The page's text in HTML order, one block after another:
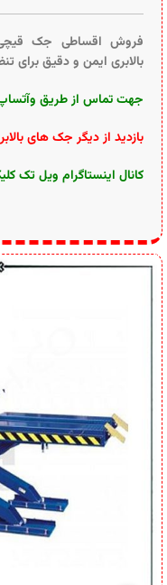
بالابری ایمن و دقیق برای
جهت تماس از طریق وآتساپ 09358138001 کلیک
بازدید از دیگر جک های
کانال اینستاگرام ویل تک